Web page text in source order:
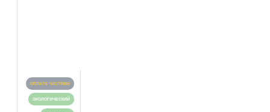
ОПЛАТА ЧАСТЯМИ
ЭКОЛОГИЧЕСКИЙ